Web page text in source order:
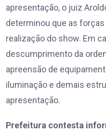
apresentação, o juiz
determinou que as
realização do show. Em
descumprimento da
apreensão de
iluminação e demais
apresentação.
Prefeitura contesta